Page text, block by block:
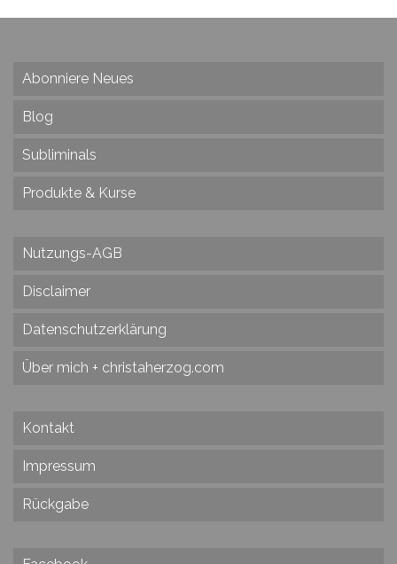
Abonniere Neues
Blog
Subliminals
Produkte & Kurse
Nutzungs-AGB
Disclaimer
Datenschutzerklärung
Über mich + christaherzog.com
Kontakt
Impressum
Rückgabe